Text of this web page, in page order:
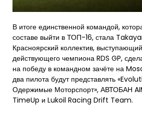
В итоге единственной командой,
составе выйти в ТОП-16, стала
Красноярский коллектив,
действующего чемпиона RDS GP,
на победу в командном зачёте на
два пилота будут представлять
Одержимые Моторспорт», АВТОБАН
TimeUp и Lukoil Racing Drift Team.